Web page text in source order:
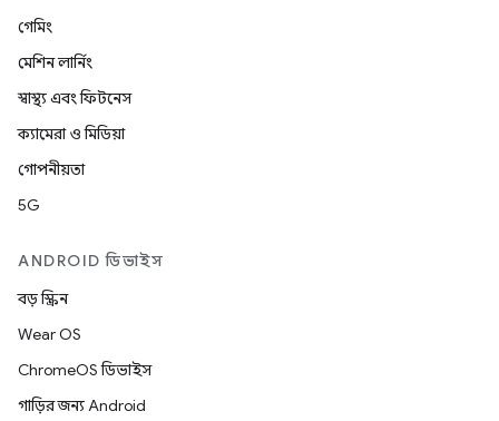
গেমিং
মেশিন লার্নিং
স্বাস্থ্য এবং ফিটনেস
ক্যামেরা ও মিডিয়া
গোপনীয়তা
5G
ANDROID ডিভাইস
বড় স্ক্রিন
Wear OS
ChromeOS ডিভাইস
গাড়ির জন্য Android